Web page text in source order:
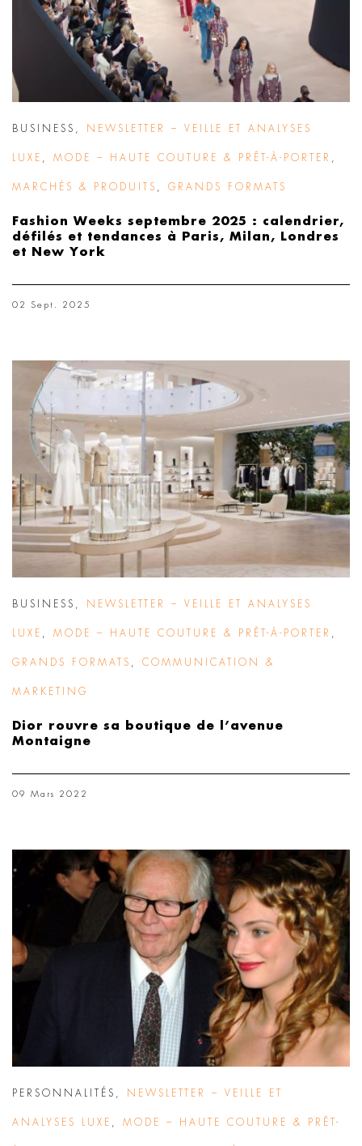
BUSINESS NEWSLETTER – VEILLE ET ANALYSES
LUXE MODE – HAUTE COUTURE & PRÊT-À-PORTER
MARCHÉS & PRODUITS GRANDS FORMATS
Fashion Weeks septembre 2025 : calendrier,
défilés et tendances à Paris, Milan, Londres
et New York
02 Sept. 2025
BUSINESS NEWSLETTER – VEILLE ET ANALYSES
LUXE MODE – HAUTE COUTURE & PRÊT-À-PORTER
GRANDS FORMATS COMMUNICATION &
MARKETING
Dior rouvre sa boutique de l’avenue
Montaigne
09 Mars 2022
PERSONNALITÉS NEWSLETTER – VEILLE ET
ANALYSES LUXE MODE – HAUTE COUTURE & PRÊT-